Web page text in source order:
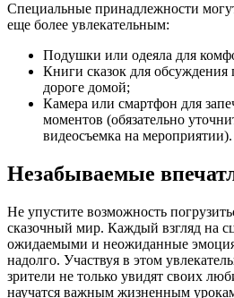
Специальные принадлежности
еще более увлекательным:
Подушки или одеяла для
Книги сказок для
дороге домой;
Камера или смартфон для
моментов (обязательно
видеосъемка на мероприятии).
Незабываемые
Не упустите возможность
сказочный мир. Каждый взгляд на
ожидаемыми и неожиданные
надолго. Участвуя в этом
зрители не только увидят своих
научатся важным жизненным